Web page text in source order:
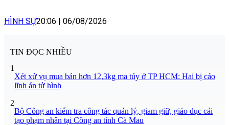
HÌNH SỰ20:06 | 06/08/2026
TIN ĐỌC NHIỀU
1
Xét xử vụ mua bán hơn 12,3kg ma túy ở TP HCM: Hai bị cáo
lĩnh án tử hình
2
Bộ Công an kiểm tra công tác quản lý, giam giữ, giáo dục cải
tạo phạm nhân tại Công an tỉnh Cà Mau